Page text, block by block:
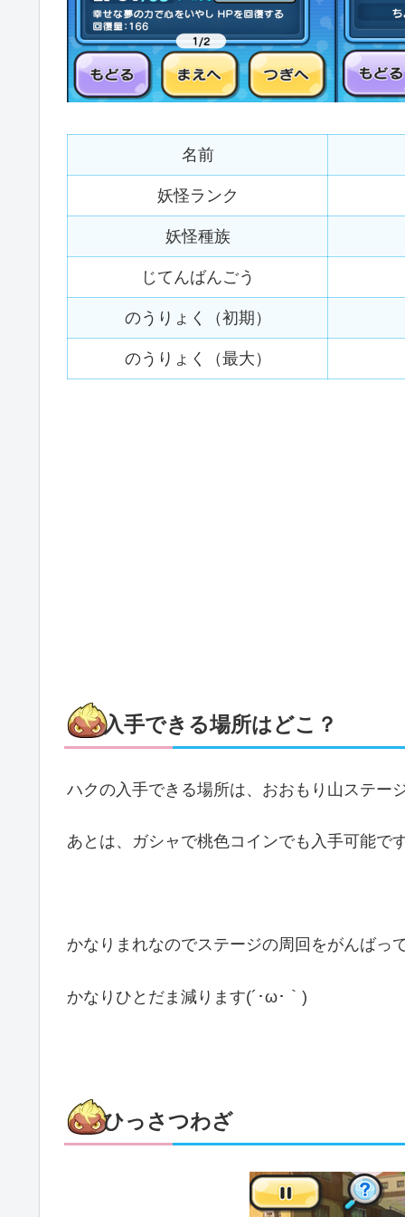
名前
妖怪ランク
妖怪種族
じてんばんごう
のうりょく（初期）
のうりょく（最大）
入手できる場所はどこ？
ハクの入手できる場所は、おおもり山ステー
あとは、ガシャで桃色コインでも入手可能で
かなりまれなのでステージの周回をがんばっ
かなりひとだま減ります(´･ω･｀)
ひっさつわざ